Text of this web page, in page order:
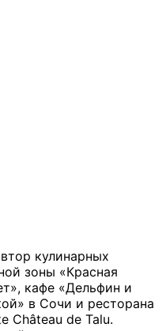
кулинарных
зоны «Красная
кафе «Дельфин и
в Сочи и ресторана
Château de Talu.